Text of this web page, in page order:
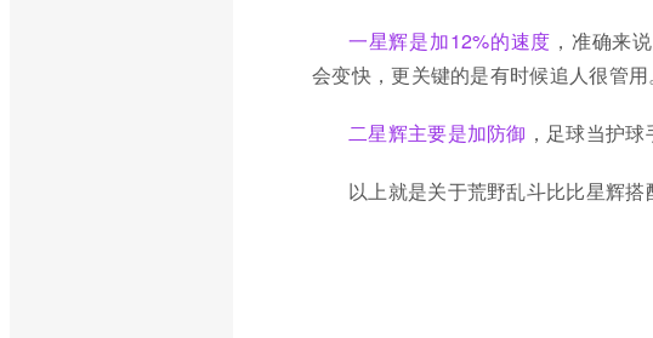
一星辉是加12%的速度 ，准确来
会变快，更关键的是有时候追人很管用。
二星辉主要是加防御 ，足球当护
以上就是关于荒野乱斗比比星辉搭